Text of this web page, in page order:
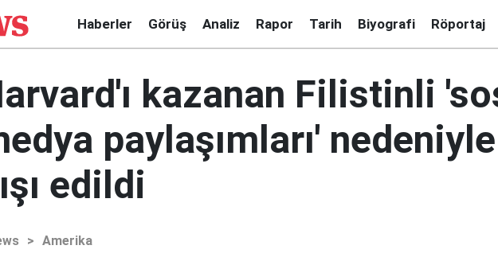
Haberler Görüş Analiz Rapor Tarih Biyografi Röportaj
kazanan Filistinli
paylaşımları' nedeniyle
edildi
> Amerika